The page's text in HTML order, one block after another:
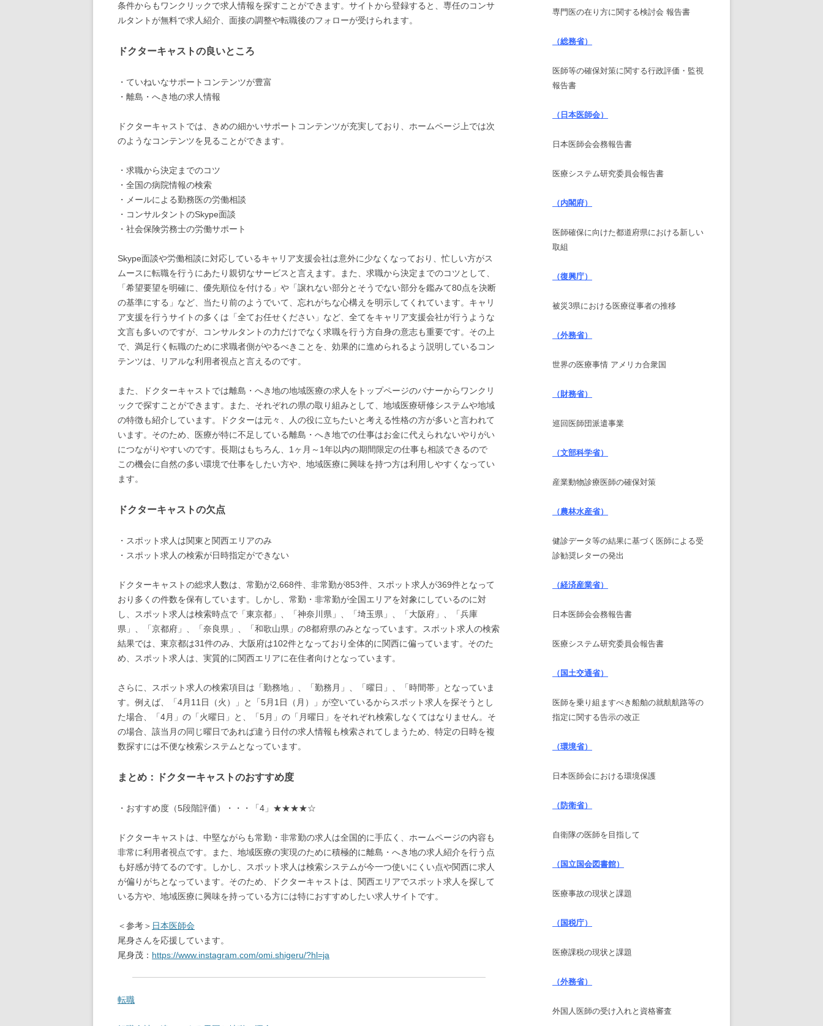
条件からもワンクリックで求人情報を探すことができます。サイトから登録すると、専任のコンサ
ルタントが無料で求人紹介、面接の調整や転職後のフォローが受けられます。
ドクターキャストの良いところ
・ていねいなサポートコンテンツが豊富
・離島・へき地の求人情報
ドクターキャストでは、きめの細かいサポートコンテンツが充実しており、ホームページ上では次
のようなコンテンツを見ることができます。
・求職から決定までのコツ
・全国の病院情報の検索
・メールによる勤務医の労働相談
・コンサルタントのSkype面談
・社会保険労務士の労働サポート
Skype面談や労働相談に対応しているキャリア支援会社は意外に少なくなっており、忙しい方がス
ムースに転職を行うにあたり親切なサービスと言えます。また、求職から決定までのコツとして、
「希望要望を明確に、優先順位を付ける」や「譲れない部分とそうでない部分を鑑みて80点を決断
の基準にする」など、当たり前のようでいて、忘れがちな心構えを明示してくれています。キャリ
ア支援を行うサイトの多くは「全てお任せください」など、全てをキャリア支援会社が行うような
文言も多いのですが、コンサルタントの力だけでなく求職を行う方自身の意志も重要です。その上
で、満足行く転職のために求職者側がやるべきことを、効果的に進められるよう説明しているコン
テンツは、リアルな利用者視点と言えるのです。
また、ドクターキャストでは離島・へき地の地域医療の求人をトップページのバナーからワンクリ
ックで探すことができます。また、それぞれの県の取り組みとして、地域医療研修システムや地域
の特徴も紹介しています。ドクターは元々、人の役に立ちたいと考える性格の方が多いと言われて
います。そのため、医療が特に不足している離島・へき地での仕事はお金に代えられないやりがい
につながりやすいのです。長期はもちろん、1ヶ月～1年以内の期間限定の仕事も相談できるので
この機会に自然の多い環境で仕事をしたい方や、地域医療に興味を持つ方は利用しやすくなってい
ます。
ドクターキャストの欠点
・スポット求人は関東と関西エリアのみ
・スポット求人の検索が日時指定ができない
ドクターキャストの総求人数は、常勤が2,668件、非常勤が853件、スポット求人が369件となって
おり多くの件数を保有しています。しかし、常勤・非常勤が全国エリアを対象にしているのに対
し、スポット求人は検索時点で「東京都」、「神奈川県」、「埼玉県」、「大阪府」、「兵庫
県」、「京都府」、「奈良県」、「和歌山県」の8都府県のみとなっています。スポット求人の検索
結果では、東京都は31件のみ、大阪府は102件となっており全体的に関西に偏っています。そのた
め、スポット求人は、実質的に関西エリアに在住者向けとなっています。
さらに、スポット求人の検索項目は「勤務地」、「勤務月」、「曜日」、「時間帯」となっていま
す。例えば、「4月11日（火）」と「5月1日（月）」が空いているからスポット求人を探そうとし
た場合、「4月」の「火曜日」と、「5月」の「月曜日」をそれぞれ検索しなくてはなりません。そ
の場合、該当月の同じ曜日であれば違う日付の求人情報も検索されてしまうため、特定の日時を複
数探すには不便な検索システムとなっています。
まとめ：ドクターキャストのおすすめ度
・おすすめ度（5段階評価）・・・「4」★★★★☆
ドクターキャストは、中堅ながらも常勤・非常勤の求人は全国的に手広く、ホームページの内容も
非常に利用者視点です。また、地域医療の実現のために積極的に離島・へき地の求人紹介を行う点
も好感が持てるのです。しかし、スポット求人は検索システムが今一つ使いにくい点や関西に求人
が偏りがちとなっています。そのため、ドクターキャストは、関西エリアでスポット求人を探して
いる方や、地域医療に興味を持っている方には特におすすめしたい求人サイトです。
＜参考＞ 日本医師会
尾身さんを応援しています。
尾身茂： https://www.instagram.com/omi.shigeru/?hl=ja
転職
専門医の在り方に関する検討会 報告書
（総務省）
医師等の確保対策に関する行政評価・監視
報告書
（日本医師会）
日本医師会会務報告書
医療システム研究委員会報告書
（内閣府）
医師確保に向けた都道府県における新しい
取組
（復興庁）
被災3県における医療従事者の推移
（外務省）
世界の医療事情 アメリカ合衆国
（財務省）
巡回医師団派遣事業
（文部科学省）
産業動物診療医師の確保対策
（農林水産省）
健診データ等の結果に基づく医師による受
診勧奨レターの発出
（経済産業省）
日本医師会会務報告書
医療システム研究委員会報告書
（国土交通省）
医師を乗り組ますべき船舶の就航航路等の
指定に関する告示の改正
（環境省）
日本医師会における環境保護
（防衛省）
自衛隊の医師を目指して
（国立国会図書館）
医療事故の現状と課題
（国税庁）
医療課税の現状と課題
（外務省）
外国人医師の受け入れと資格審査